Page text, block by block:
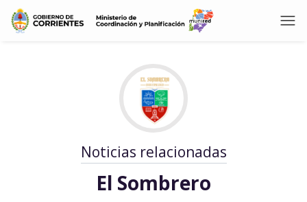
Noticias relacionadas
El Sombrero